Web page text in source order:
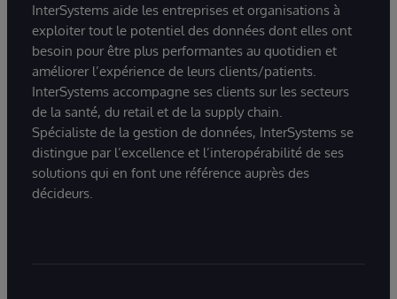
InterSystems aide les entreprises et organisations à
exploiter tout le potentiel des données dont elles ont
besoin pour être plus performantes au quotidien et
améliorer l’expérience de leurs clients/patients.
InterSystems accompagne ses clients sur les secteurs
de la santé, du retail et de la supply chain.
Spécialiste de la gestion de données, InterSystems se
distingue par l’excellence et l’interopérabilité de ses
solutions qui en font une référence auprès des
décideurs.